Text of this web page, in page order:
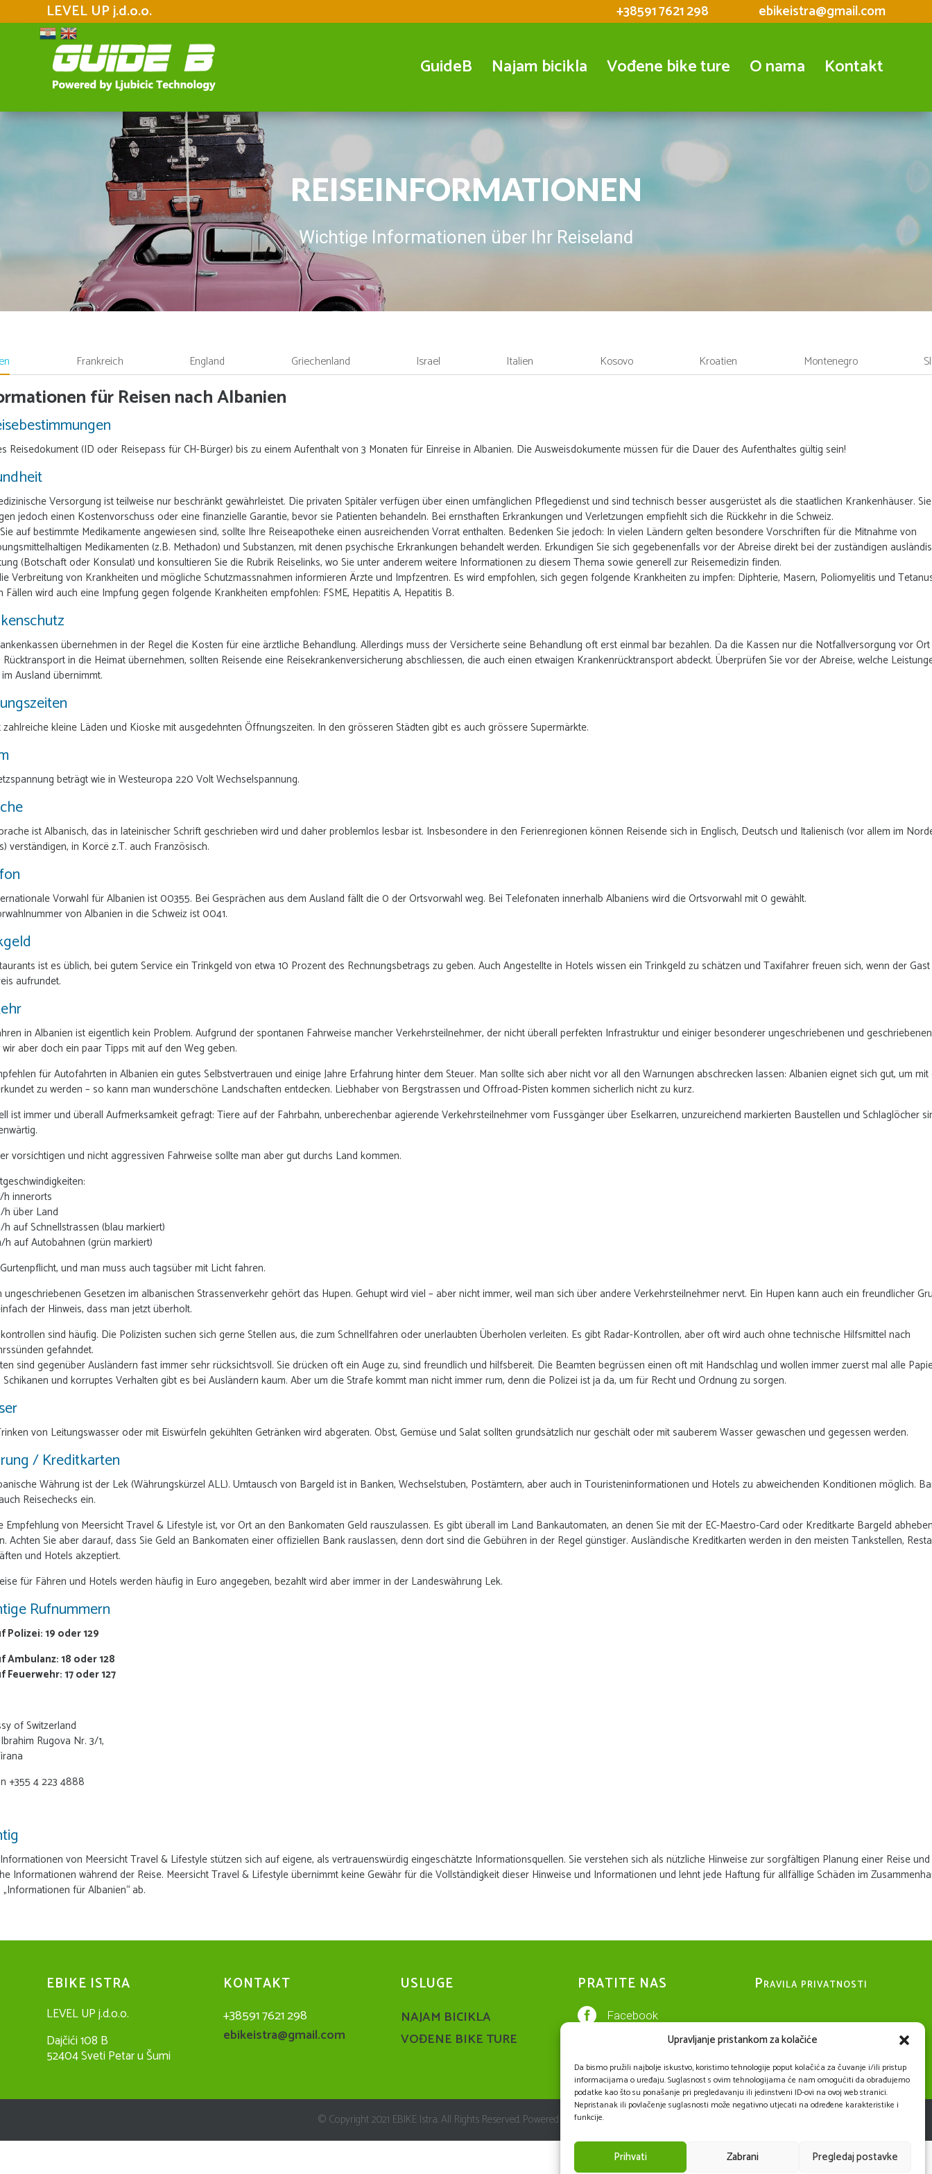
Upravljanje pristankom za kolačiće
Da bismo pružili najbolje iskustvo, koristimo tehnologije poput kolačića za čuvanje i/ili pristup
informacijama o uređaju. Suglasnost s ovim tehnologijama će nam omogućiti da obrađujemo
podatke kao što su ponašanje pri pregledavanju ili jedinstveni ID-ovi na ovoj web stranici.
Nepristanak ili povlačenje suglasnosti može negativno utjecati na određene karakteristike i
funkcije.
Prihvati Zabrani Pregledaj postavke
LEVEL UP j.d.o.o. +38591 7621 298 ebikeistra@gmail.com
GuideB Najam bicikla Vođene bike ture O nama Kontakt
REISEINFORMATIONEN
Wichtige Informationen über Ihr Reiseland
Frankreich England Griechenland Israel Italien Kosovo Kroatien Montenegro
für Reisen nach Albanien
Reisedokument (ID oder Reisepass für CH-Bürger) bis zu einem Aufenthalt von 3 Monaten für Einreise in Albanien. Die Ausweisdokumente müssen für die Dauer des Aufenthaltes gültig sein!
Versorgung ist teilweise nur beschränkt gewährleistet. Die privaten Spitäler verfügen über einen umfänglichen Pflegedienst und sind technisch besser ausgerüstet als die staatlichen Krankenhäuser. Sie
jedoch einen Kostenvorschuss oder eine finanzielle Garantie, bevor sie Patienten behandeln. Bei ernsthaften Erkrankungen und Verletzungen empfiehlt sich die Rückkehr in die Schweiz.
auf bestimmte Medikamente angewiesen sind, sollte Ihre Reiseapotheke einen ausreichenden Vorrat enthalten. Bedenken Sie jedoch: In vielen Ländern gelten besondere Vorschriften für die Mitnahme von
Medikamenten (z.B. Methadon) und Substanzen, mit denen psychische Erkrankungen behandelt werden. Erkundigen Sie sich gegebenenfalls vor der Abreise direkt bei der zuständigen
(Botschaft oder Konsulat) und konsultieren Sie die Rubrik Reiselinks, wo Sie unter anderem weitere Informationen zu diesem Thema sowie generell zur Reisemedizin finden.
Verbreitung von Krankheiten und mögliche Schutzmassnahmen informieren Ärzte und Impfzentren. Es wird empfohlen, sich gegen folgende Krankheiten zu impfen: Diphterie, Masern, Poliomyelitis und
Fällen wird auch eine Impfung gegen folgende Krankheiten empfohlen: FSME, Hepatitis A, Hepatitis B.
übernehmen in der Regel die Kosten für eine ärztliche Behandlung. Allerdings muss der Versicherte seine Behandlung oft erst einmal bar bezahlen. Da die Kassen nur die Notfallversorgung vor
Rücktransport in die Heimat übernehmen, sollten Reisende eine Reisekrankenversicherung abschliessen, die auch einen etwaigen Krankenrücktransport abdeckt. Überprüfen Sie vor der Abreise, welche
Ausland übernimmt.
zahlreiche kleine Läden und Kioske mit ausgedehnten Öffnungszeiten. In den grösseren Städten gibt es auch grössere Supermärkte.
beträgt wie in Westeuropa 220 Volt Wechselspannung.
ist Albanisch, das in lateinischer Schrift geschrieben wird und daher problemlos lesbar ist. Insbesondere in den Ferienregionen können Reisende sich in Englisch, Deutsch und Italienisch (vor allem im
verständigen, in Korcë z.T. auch Französisch.
Vorwahl für Albanien ist 00355. Bei Gesprächen aus dem Ausland fällt die 0 der Ortsvorwahl weg. Bei Telefonaten innerhalb Albaniens wird die Ortsvorwahl mit 0 gewählt.
von Albanien in die Schweiz ist 0041.
ist es üblich, bei gutem Service ein Trinkgeld von etwa 10 Prozent des Rechnungsbetrags zu geben. Auch Angestellte in Hotels wissen ein Trinkgeld zu schätzen und Taxifahrer freuen sich, wenn der
aufrundet.
in Albanien ist eigentlich kein Problem. Aufgrund der spontanen Fahrweise mancher Verkehrsteilnehmer, der nicht überall perfekten Infrastruktur und einiger besonderer ungeschriebenen und
aber doch ein paar Tipps mit auf den Weg geben.
für Autofahrten in Albanien ein gutes Selbstvertrauen und einige Jahre Erfahrung hinter dem Steuer. Man sollte sich aber nicht vor all den Warnungen abschrecken lassen: Albanien eignet sich gut, um
zu werden – so kann man wunderschöne Landschaften entdecken. Liebhaber von Bergstrassen und Offroad-Pisten kommen sicherlich nicht zu kurz.
ist immer und überall Aufmerksamkeit gefragt: Tiere auf der Fahrbahn, unberechenbar agierende Verkehrsteilnehmer vom Fussgänger über Eselkarren, unzureichend markierten Baustellen und Schlaglöcher
vorsichtigen und nicht aggressiven Fahrweise sollte man aber gut durchs Land kommen.
innerorts
über Land
auf Schnellstrassen (blau markiert)
h auf Autobahnen (grün markiert)
und man muss auch tagsüber mit Licht fahren.
ungeschriebenen Gesetzen im albanischen Strassenverkehr gehört das Hupen. Gehupt wird viel – aber nicht immer, weil man sich über andere Verkehrsteilnehmer nervt. Ein Hupen kann auch ein freundlicher
der Hinweis, dass man jetzt überholt.
sind häufig. Die Polizisten suchen sich gerne Stellen aus, die zum Schnellfahren oder unerlaubten Überholen verleiten. Es gibt Radar-Kontrollen, aber oft wird auch ohne technische Hilfsmittel nach
gefahndet.
sind gegenüber Ausländern fast immer sehr rücksichtsvoll. Sie drücken oft ein Auge zu, sind freundlich und hilfsbereit. Die Beamten begrüssen einen oft mit Handschlag und wollen immer zuerst mal alle
Schikanen und korruptes Verhalten gibt es bei Ausländern kaum. Aber um die Strafe kommt man nicht immer rum, denn die Polizei ist ja da, um für Recht und Ordnung zu sorgen.
von Leitungswasser oder mit Eiswürfeln gekühlten Getränken wird abgeraten. Obst, Gemüse und Salat sollten grundsätzlich nur geschält oder mit sauberem Wasser gewaschen und gegessen werden.
/ Kreditkarten
Währung ist der Lek (Währungskürzel ALL). Umtausch von Bargeld ist in Banken, Wechselstuben, Postämtern, aber auch in Touristeninformationen und Hotels zu abweichenden Konditionen möglich.
Reisechecks ein.
Empfehlung von Meersicht Travel & Lifestyle ist, vor Ort an den Bankomaten Geld rauszulassen. Es gibt überall im Land Bankautomaten, an denen Sie mit der EC-Maestro-Card oder Kreditkarte Bargeld
Achten Sie aber darauf, dass Sie Geld an Bankomaten einer offiziellen Bank rauslassen, denn dort sind die Gebühren in der Regel günstiger. Ausländische Kreditkarten werden in den meisten Tankstellen,
und Hotels akzeptiert.
für Fähren und Hotels werden häufig in Euro angegeben, bezahlt wird aber immer in der Landeswährung Lek.
Rufnummern
Polizei: 19 oder 129
Ambulanz: 18 oder 128
17 oder 127
of Switzerland
Rugova Nr. 3/1,
+355 4 223 4888
von Meersicht Travel & Lifestyle stützen sich auf eigene, als vertrauenswürdig eingeschätzte Informationsquellen. Sie verstehen sich als nützliche Hinweise zur sorgfältigen Planung einer Reise
Informationen während der Reise. Meersicht Travel & Lifestyle übernimmt keine Gewähr für die Vollständigkeit dieser Hinweise und Informationen und lehnt jede Haftung für allfällige Schäden im
für Albanien“ ab.
EBIKE ISTRA
LEVEL UP j.d.o.o.
Dajčići 108 B
52404 Sveti Petar u Šumi
KONTAKT
+38591 7621 298
ebikeistra@gmail.com
USLUGE
NAJAM BICIKLA
VOĐENE BIKE TURE
PRATITE NAS
 Facebook
Pravila privatnosti
© Copyright 2021 EBIKE Istra. All Rights Reserved. Powered by Agendum